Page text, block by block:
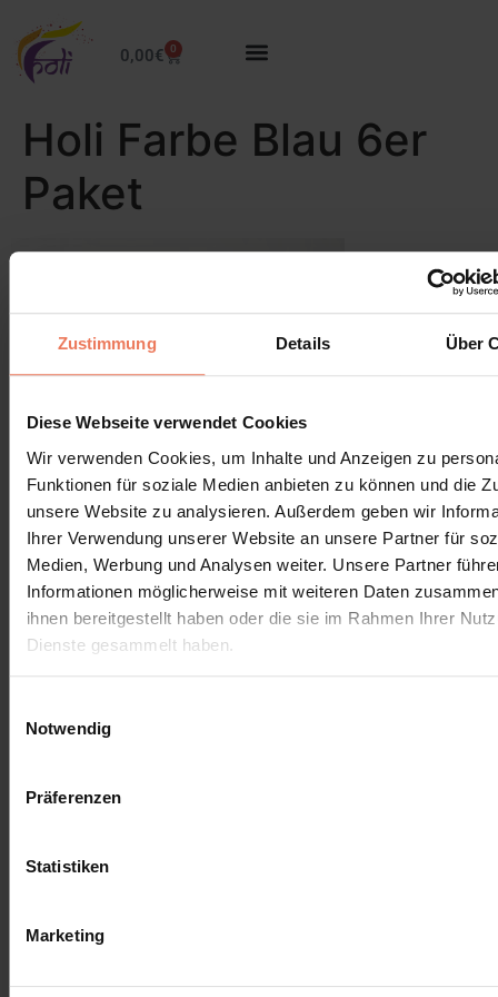
Zustimmung Details Über
Diese Webseite verwendet Cookies
Wir verwenden Cookies, um Inhalte und Anzeigen zu
Funktionen für soziale Medien anbieten zu können und die
unsere Website zu analysieren. Außerdem geben wir
Ihrer Verwendung unserer Website an unsere Partner für
Medien, Werbung und Analysen weiter. Unsere Partner
Informationen möglicherweise mit weiteren Daten
ihnen bereitgestellt haben oder die sie im Rahmen Ihrer
Dienste gesammelt haben.
Notwendig
Präferenzen
Statistiken
Marketing
0,00€ 0
Holi Farbe Blau 6er
Paket
Schreibe einen Kommentar
Du musstangemeldetsein, um einen Kommentar
abzugeben.
Impressum Versandbedingungen